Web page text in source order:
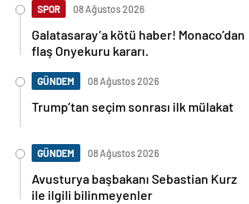
SPOR 08 Ağustos 2026
Galatasaray’a kötü haber! Monaco’dan
flaş Onyekuru kararı.
GÜNDEM 08 Ağustos 2026
Trump’tan seçim sonrası ilk mülakat
GÜNDEM 08 Ağustos 2026
Avusturya başbakanı Sebastian Kurz
ile ilgili bilinmeyenler